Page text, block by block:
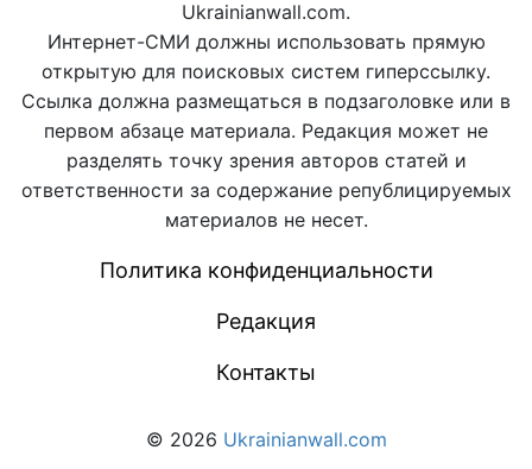
Ukrainianwall.com.
Интернет-СМИ должны использовать прямую
открытую для поисковых систем гиперссылку.
Ссылка должна размещаться в подзаголовке или в
первом абзаце материала. Редакция может не
разделять точку зрения авторов статей и
ответственности за содержание републицируемых
материалов не несет.
Политика конфиденциальности
Редакция
Контакты
© 2026 Ukrainianwall.com